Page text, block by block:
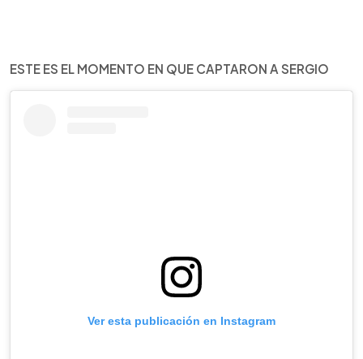
ESTE ES EL MOMENTO EN QUE CAPTARON A SERGIO
Ver esta publicación en Instagram